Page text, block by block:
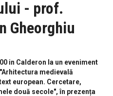
- prof.
Gheorghiu
in Calderon la un eveniment
medievală
european. Cercetare,
două secole", în prezența